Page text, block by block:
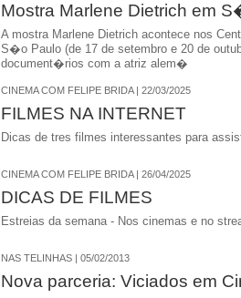
Mostra Marlene Dietrich em
A mostra Marlene Dietrich acontece nos
S�o Paulo (de 17 de setembro e 20 de
document�rios com a atriz alem�
CINEMA COM FELIPE BRIDA | 22/03/2025
FILMES NA INTERNET
Dicas de tres filmes interessantes para
CINEMA COM FELIPE BRIDA | 26/04/2025
DICAS DE FILMES
Estreias da semana - Nos cinemas e no
NAS TELINHAS | 05/02/2013
Nova parceria: Viciados em